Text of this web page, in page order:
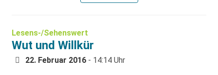
Lesens-/Sehenswert
Wut und Willkür
22. Februar 2016 - 14:14 Uhr